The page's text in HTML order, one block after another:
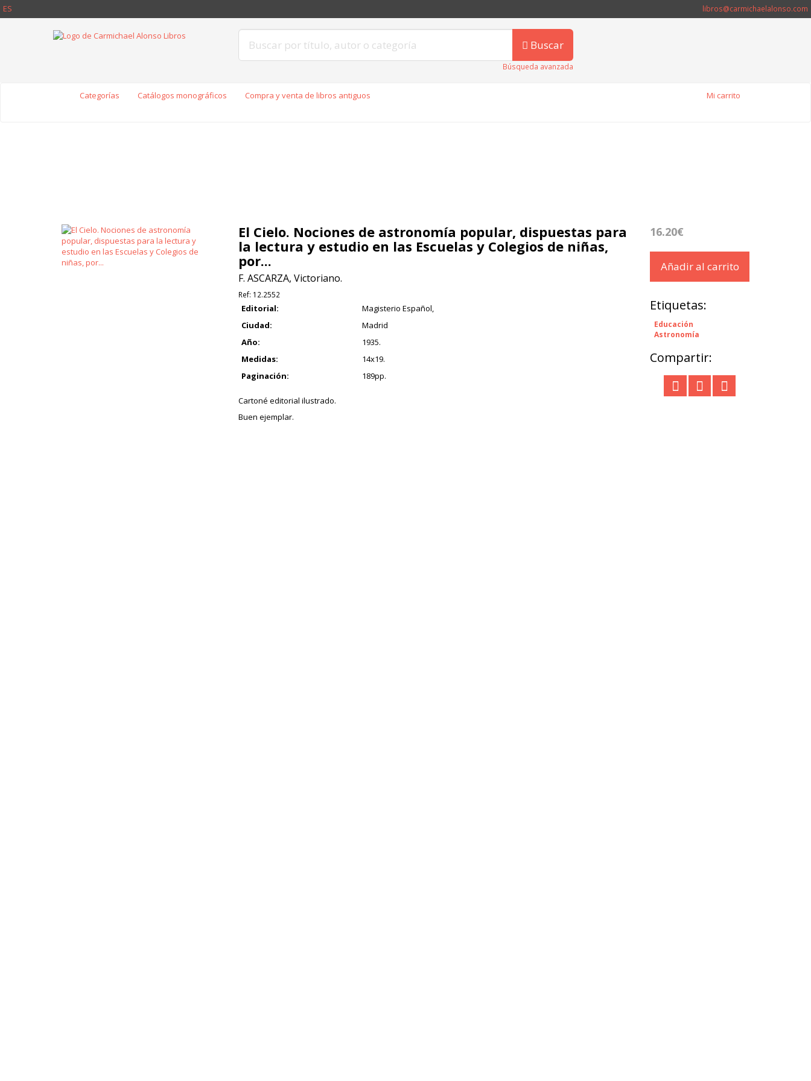
ES libros@carmichaelalonso.com
Buscar
Búsqueda avanzada
Categorías Catálogos monográficos Compra y venta de libros antiguos Mi carrito
El Cielo. Nociones de astronomía popular, dispuestas para
la lectura y estudio en las Escuelas y Colegios de niñas,
por...
F. ASCARZA, Victoriano.
Ref: 12.2552
Editorial:
Magisterio Español,
Ciudad:
Madrid
Año:
1935.
Medidas:
14x19.
Paginación:
189pp.
Cartoné editorial ilustrado.
Buen ejemplar.
16.20€
Añadir al carrito
Etiquetas:
Educación
Astronomía
Compartir: